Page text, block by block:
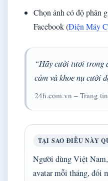
Chọn ảnh có độ phân
Facebook (Điện Máy
“Hãy cười tươi trong
cảm và khoe nụ cười
24h.com.vn – Trang
TẠI SAO ĐIỀU NÀY
Người dùng Việt
avatar mỗi tháng, đối